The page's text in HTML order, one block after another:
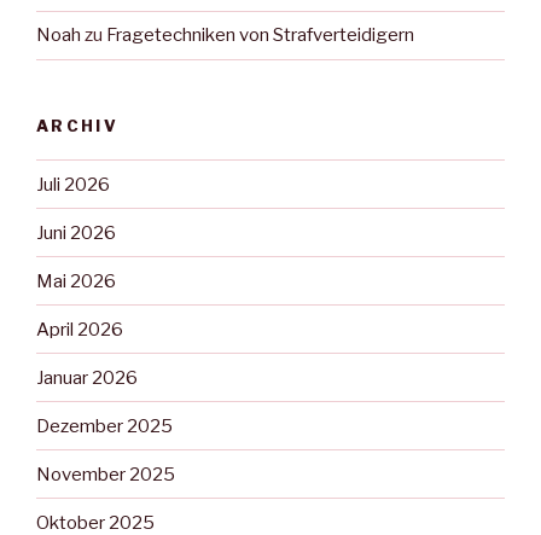
Noah zu Fragetechniken von Strafverteidigern
ARCHIV
Juli 2026
Juni 2026
Mai 2026
April 2026
Januar 2026
Dezember 2025
November 2025
Oktober 2025